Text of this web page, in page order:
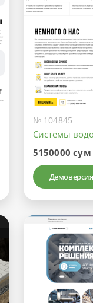
№ 104845
Системы
5150000 сум
Демоверсия